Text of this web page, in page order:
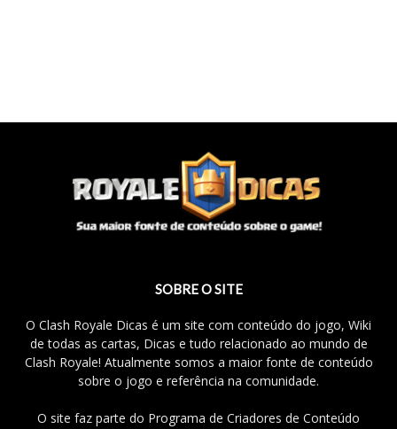
SOBRE O SITE
O Clash Royale Dicas é um site com conteúdo do jogo, Wiki
de todas as cartas, Dicas e tudo relacionado ao mundo de
Clash Royale! Atualmente somos a maior fonte de conteúdo
sobre o jogo e referência na comunidade.
O site faz parte do Programa de Criadores de Conteúdo